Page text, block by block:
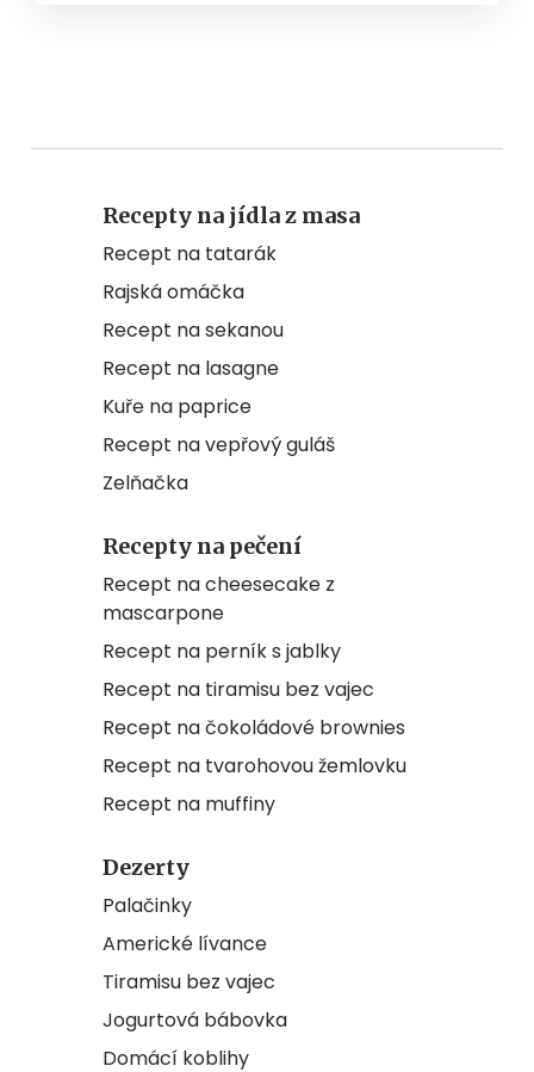
Recepty na jídla z masa
Recept na tatarák
Rajská omáčka
Recept na sekanou
Recept na lasagne
Kuře na paprice
Recept na vepřový guláš
Zelňačka
Recepty na pečení
Recept na cheesecake z
mascarpone
Recept na perník s jablky
Recept na tiramisu bez vajec
Recept na čokoládové brownies
Recept na tvarohovou žemlovku
Recept na muffiny
Dezerty
Palačinky
Americké lívance
Tiramisu bez vajec
Jogurtová bábovka
Domácí koblihy